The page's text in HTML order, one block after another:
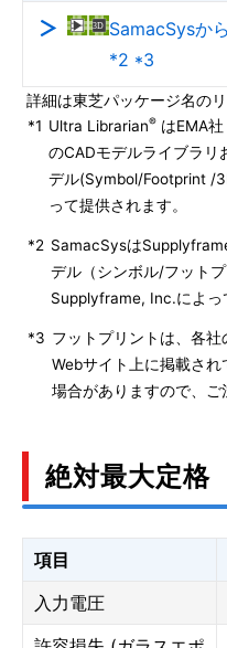
SamacSysか
*2 *3
詳細は東芝パッケージ名の
*1 Ultra Librarian® はEMA
のCADモデルライブラリ
デル(Symbol/Footprint /
って提供されます。
*2 SamacSysは
デル（シンボル/フット
Supplyframe, Inc.によっ
*3 フットプリントは、各
Webサイト上に掲載さ
場合がありますので、ご
絶対最大定格
項目
入力電圧